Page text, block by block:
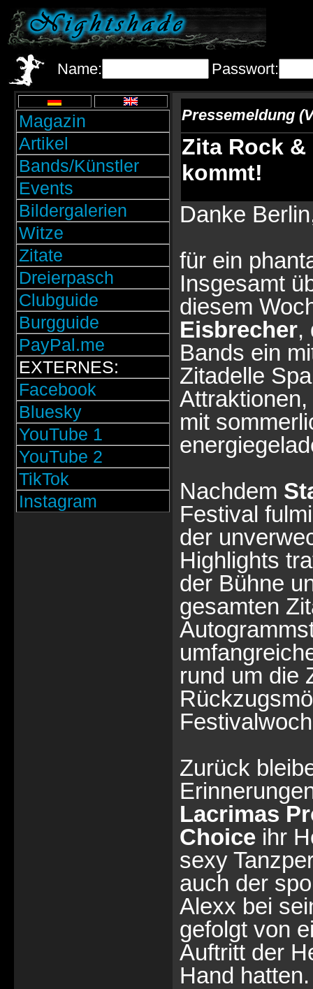
Name: Passwort:
Magazin
Artikel
Bands/Künstler
Events
Bildergalerien
Witze
Zitate
Dreierpasch
Clubguide
Burgguide
PayPal.me
EXTERNES:
Facebook
Bluesky
YouTube 1
YouTube 2
TikTok
Instagram
Pressemeldung
Zita Rock &
kommt!
Danke
für ein
Insgesamt
diesem
Eisbrecher,
Bands ein
Zitadelle
mit
Nachdem
Festival
der
Highlights
der Bühne
gesamten
rund um die
Zurück
Lacrimas
Choiceihr
sexy
auch der
Alexx bei
gefolgt von
Auftritt der
Hand hatten.